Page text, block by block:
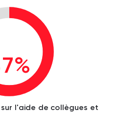
l'aide de collègues et